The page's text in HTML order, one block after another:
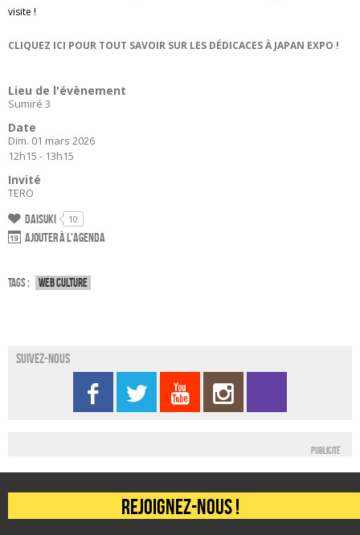
visite !
CLIQUEZ ICI POUR TOUT SAVOIR SUR LES DÉDICACES À JAPAN EXPO !
Lieu de l'évènement
Sumiré 3
Date
Dim. 01 mars 2026
12h15 - 13h15
Invité
TERO
Daisuki 10
Ajouter à l'agenda
Tags : Web culture
Suivez-nous
Publicité
Rejoignez-nous !